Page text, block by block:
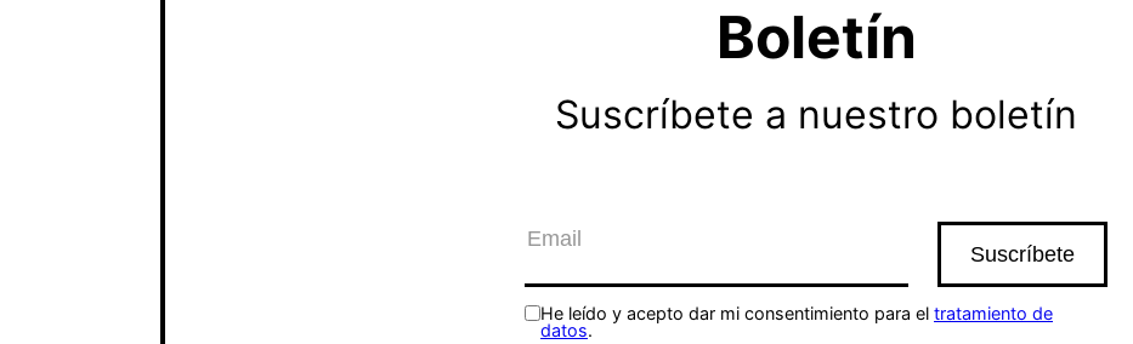
Boletín
Suscríbete a nuestro boletín
He leído y acepto dar mi consentimiento para el tratamiento de
datos.